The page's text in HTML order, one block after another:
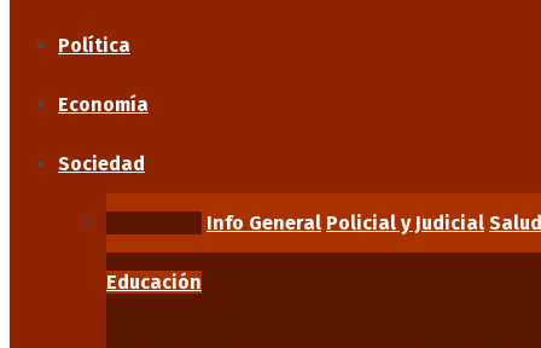
Política
Economía
Sociedad
Info General Policial y Judicial Salud
Educación